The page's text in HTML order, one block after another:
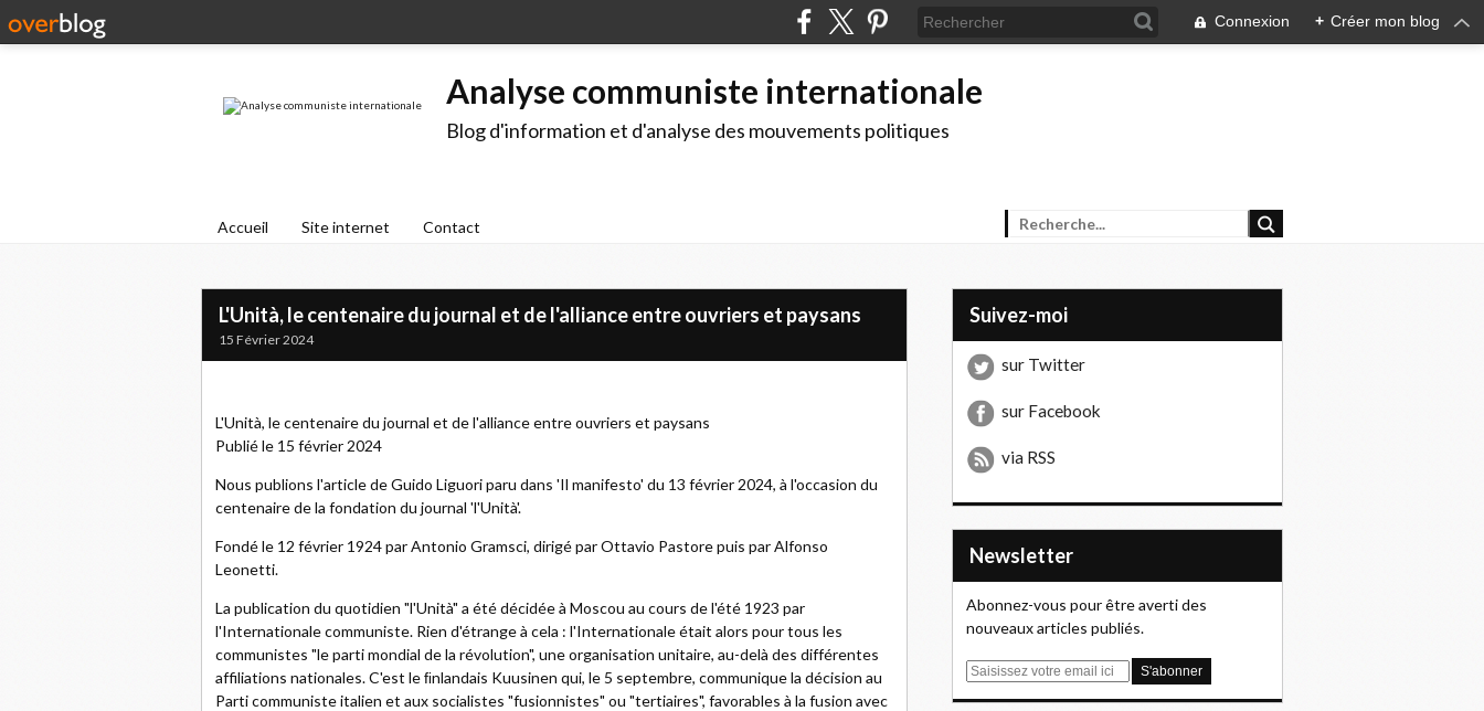
Connexion + Créer mon blog
Analyse communiste internationale
Blog d'information et d'analyse des mouvements politiques
Accueil Site internet Contact
L'Unità, le centenaire du journal et de l'alliance entre ouvriers et paysans
15 Février 2024
L'Unità, le centenaire du journal et de l'alliance entre ouvriers et paysans
Publié le 15 février 2024
Nous publions l'article de Guido Liguori paru dans 'Il manifesto' du 13 février 2024, à l'occasion du
centenaire de la fondation du journal 'l'Unità'.
Fondé le 12 février 1924 par Antonio Gramsci, dirigé par Ottavio Pastore puis par Alfonso
Leonetti.
La publication du quotidien "l'Unità" a été décidée à Moscou au cours de l'été 1923 par
l'Internationale communiste. Rien d'étrange à cela : l'Internationale était alors pour tous les
communistes "le parti mondial de la révolution", une organisation unitaire, au-delà des différentes
affiliations nationales. C'est le ﬁnlandais Kuusinen qui, le 5 septembre, communique la décision au
Parti communiste italien et aux socialistes "fusionnistes" ou "tertiaires", favorables à la fusion avec
Suivez-moi
sur Twitter
sur Facebook
via RSS
Newsletter
Abonnez-vous pour être averti des
nouveaux articles publiés.
E